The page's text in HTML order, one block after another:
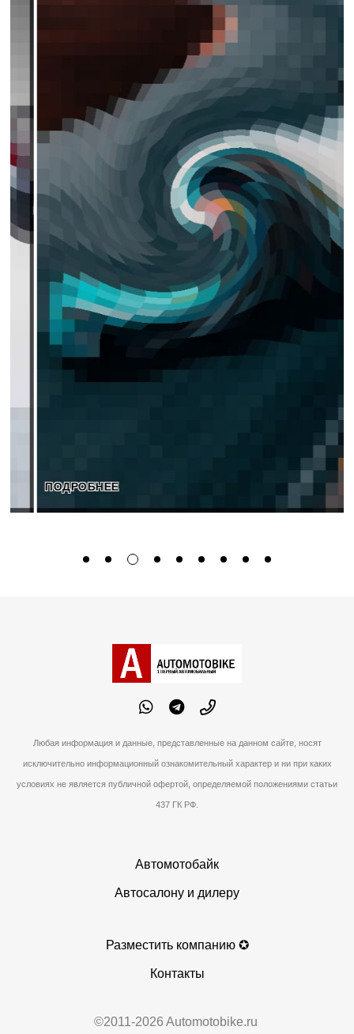
ПОДРОБНЕЕ
Любая информация и данные, представленные на данном сайте, носят
исключительно информационный ознакомительный характер и ни при каких
условиях не является публичной офертой, определяемой положениями статьи
437 ГК РФ.
Автомотобайк
Автосалону и дилеру
Разместить компанию ✪
Контакты
©2011-2026 Automotobike.ru